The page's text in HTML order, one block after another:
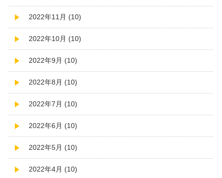
2022年11月 (10)
2022年10月 (10)
2022年9月 (10)
2022年8月 (10)
2022年7月 (10)
2022年6月 (10)
2022年5月 (10)
2022年4月 (10)